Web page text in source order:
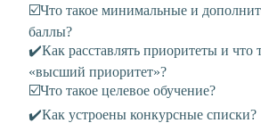
☑️Что такое минимальные и
баллы?
✔️Как расставлять приоритеты и что
«высший приоритет»?
☑️Что такое целевое обучение?
✔️Как устроены конкурсные списки?